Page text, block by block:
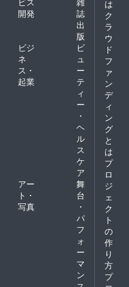
開発
誌
出
版
ビジ
ネ
ス・
起業
ビ
ュ
ー
テ
ィ
ー
・
ヘ
ル
ス
ケ
ア
アー
ト・
写真
舞
台
・
パ
フ
ォ
ー
マ
ン
は
ク
ラ
ウ
ド
フ
ァ
ン
デ
ィ
ン
グ
と
は
プ
ロ
ジ
ェ
ク
ト
の
作
り
方
プ